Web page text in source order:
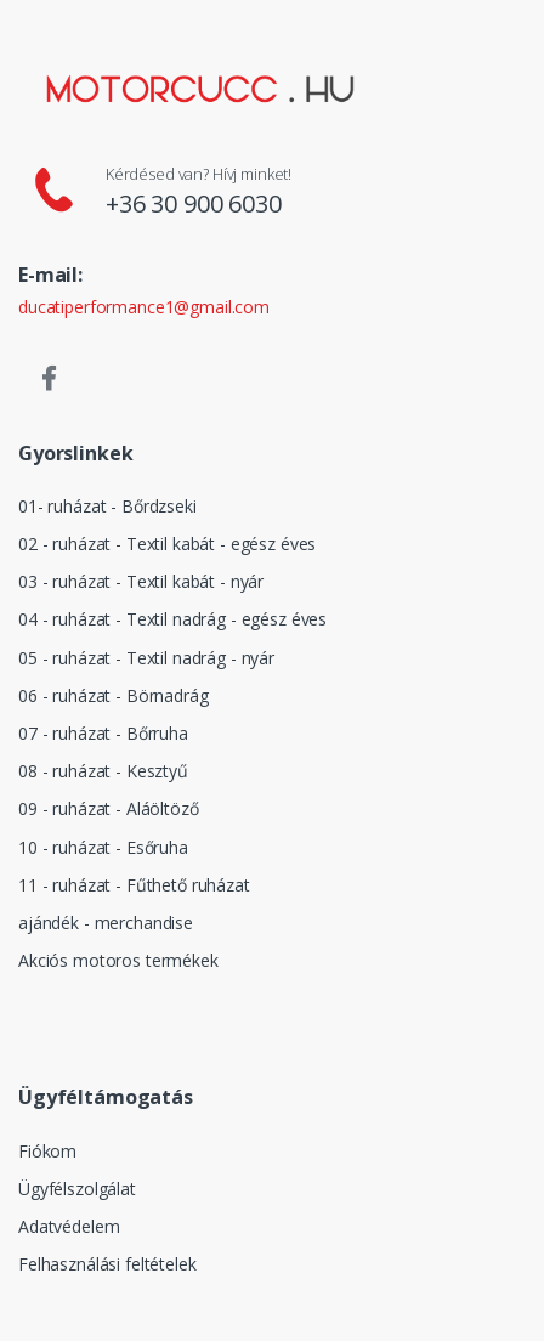
Kérdésed van? Hívj minket!
+36 30 900 6030
E-mail:
ducatiperformance1@gmail.com
Gyorslinkek
01- ruházat - Bőrdzseki
02 - ruházat - Textil kabát - egész éves
03 - ruházat - Textil kabát - nyár
04 - ruházat - Textil nadrág - egész éves
05 - ruházat - Textil nadrág - nyár
06 - ruházat - Börnadrág
07 - ruházat - Bőrruha
08 - ruházat - Kesztyű
09 - ruházat - Aláöltöző
10 - ruházat - Esőruha
11 - ruházat - Fűthető ruházat
ajándék - merchandise
Akciós motoros termékek
Ügyféltámogatás
Fiókom
Ügyfélszolgálat
Adatvédelem
Felhasználási feltételek